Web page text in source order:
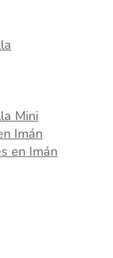
Mini
Imán
en Imán